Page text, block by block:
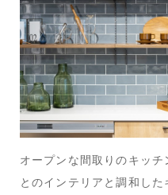
オープンな間取りのキッ
とのインテリアと調和し